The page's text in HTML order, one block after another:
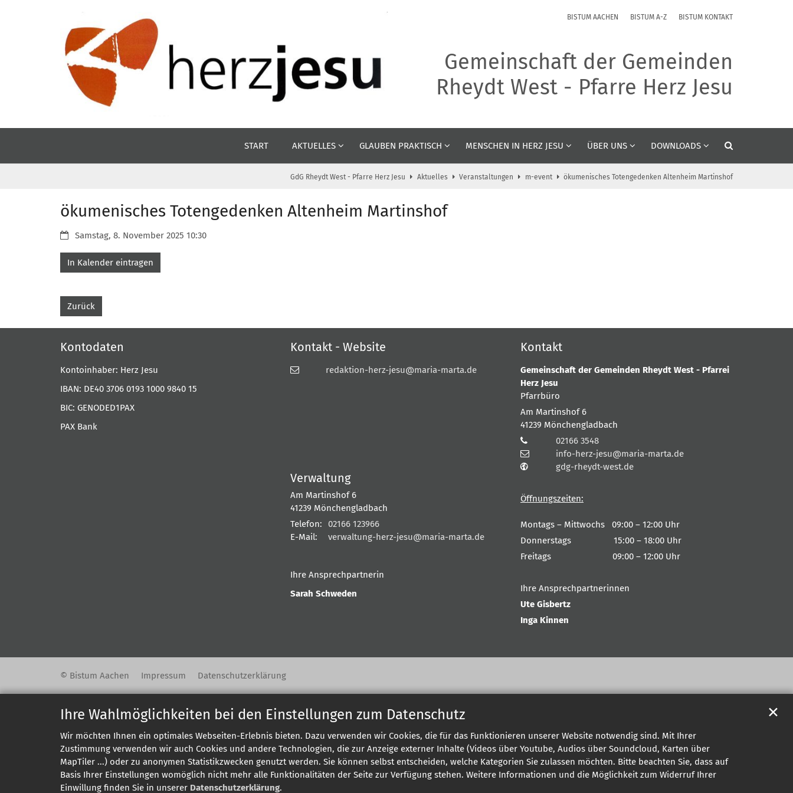
Ihre Wahlmöglichkeiten bei den Einstellungen zum Datenschutz
Wir möchten Ihnen ein optimales Webseiten-Erlebnis bieten. Dazu verwenden wir Cookies, die für das Funktionieren unserer Website notwendig sind. Mit Ihrer
Zustimmung verwenden wir auch Cookies und andere Technologien, die zur Anzeige externer Inhalte (Videos über Youtube, Audios über Soundcloud, Karten über
MapTiler ...) oder zu anonymen Statistikzwecken genutzt werden. Sie können selbst entscheiden, welche Kategorien Sie zulassen möchten. Bitte beachten Sie, dass auf
Basis Ihrer Einstellungen womöglich nicht mehr alle Funktionalitäten der Seite zur Verfügung stehen. Weitere Informationen und die Möglichkeit zum Widerruf Ihrer
Einwillung finden Sie in unserer Datenschutzerklärung.
✕
BISTUM AACHEN BISTUM A-Z BISTUM KONTAKT
Gemeinschaft der Gemeinden
Rheydt West - Pfarre Herz Jesu
START AKTUELLES GLAUBEN PRAKTISCH MENSCHEN IN HERZ JESU ÜBER UNS DOWNLOADS
GdG Rheydt West - Pfarre Herz Jesu Aktuelles Veranstaltungen m-event ökumenisches Totengedenken Altenheim Martinshof
ökumenisches Totengedenken Altenheim Martinshof
Datum:Samstag, 8. November 2025 10:30
In Kalender eintragen
Zurück
Kontodaten
Kontoinhaber: Herz Jesu
IBAN: DE40 3706 0193 1000 9840 15
BIC: GENODED1PAX
PAX Bank
Kontakt - Website
redaktion-herz-jesu@maria-marta.de
Verwaltung
Am Martinshof 6
41239 Mönchengladbach
Telefon:
02166 123966
E-Mail:
verwaltung-herz-jesu@maria-marta.de
Ihre Ansprechpartnerin
Sarah Schweden
Kontakt
Gemeinschaft der Gemeinden Rheydt West - Pfarrei
Herz Jesu
Pfarrbüro
Am Martinshof 6
41239 Mönchengladbach
02166 3548
info-herz-jesu@maria-marta.de
gdg-rheydt-west.de
Öffnungszeiten:
Montags – Mittwochs 09:00 – 12:00 Uhr
Donnerstags 15:00 – 18:00 Uhr
Freitags 09:00 – 12:00 Uhr
Ihre Ansprechpartnerinnen
Ute Gisbertz
Inga Kinnen
© Bistum Aachen Impressum Datenschutzerklärung